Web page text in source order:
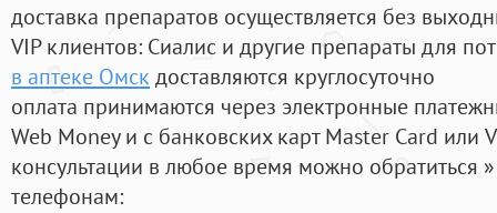
доставка препаратов осуществляется без
VIP клиентов: Сиалис и другие препараты для
в аптеке Омск доставляются круглосуточно
оплата принимаются через электронные
Web Money и с банковских карт Master Card или
консультации в любое время можно обратиться
телефонам: